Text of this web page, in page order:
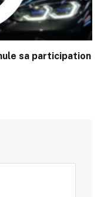
sa participation